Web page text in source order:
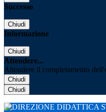
Successo
Chiudi
Informazione
Chiudi
Attendere...
Attendere il completamento
Chiudi
Chiudi